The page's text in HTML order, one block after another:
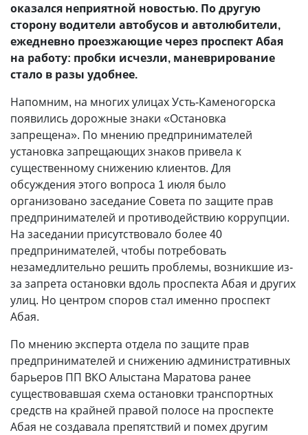
оказался неприятной новостью. По другую
сторону водители автобусов и автолюбители,
ежедневно проезжающие через проспект Абая
на работу: пробки исчезли, маневрирование
стало в разы удобнее.
Напомним, на многих улицах Усть-Каменогорска
появились дорожные знаки «Остановка
запрещена». По мнению предпринимателей
установка запрещающих знаков привела к
существенному снижению клиентов. Для
обсуждения этого вопроса 1 июля было
организовано заседание Совета по защите прав
предпринимателей и противодействию коррупции.
На заседании присутствовало более 40
предпринимателей, чтобы потребовать
незамедлительно решить проблемы, возникшие из-
за запрета остановки вдоль проспекта Абая и других
улиц. Но центром споров стал именно проспект
Абая.
По мнению эксперта отдела по защите прав
предпринимателей и снижению административных
барьеров ПП ВКО Алыстана Маратова ранее
существовавшая схема остановки транспортных
средств на крайней правой полосе на проспекте
Абая не создавала препятствий и помех другим